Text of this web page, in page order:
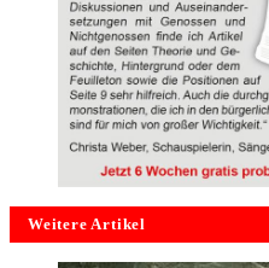
Weitere Artikel